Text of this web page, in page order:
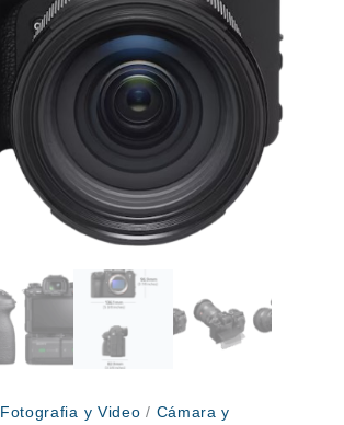
Fotografia y Video / Cámara y